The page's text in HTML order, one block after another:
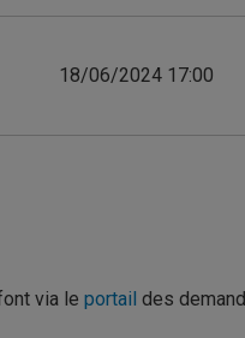
18/06/2024 17:00
via le portail des